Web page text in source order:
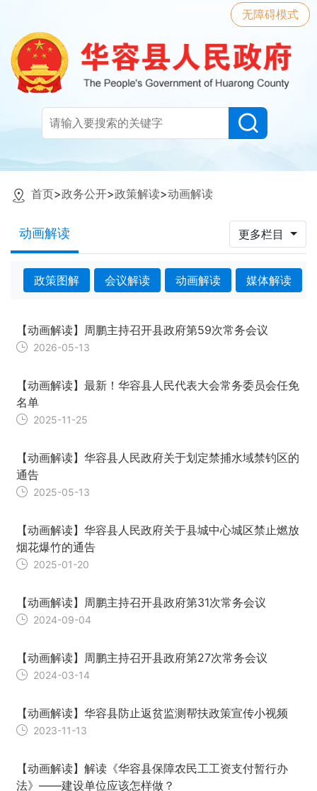
无障碍模式
首页>政务公开>政策解读>动画解读
动画解读 更多栏目
政策图解 会议解读 动画解读 媒体解读
【动画解读】周鹏主持召开县政府第59次常务会议
2026-05-13
【动画解读】最新！华容县人民代表大会常务委员会任免
名单
2025-11-25
【动画解读】华容县人民政府关于划定禁捕水域禁钓区的
通告
2025-05-13
【动画解读】华容县人民政府关于县城中心城区禁止燃放
烟花爆竹的通告
2025-01-20
【动画解读】周鹏主持召开县政府第31次常务会议
2024-09-04
【动画解读】周鹏主持召开县政府第27次常务会议
2024-03-14
【动画解读】华容县防止返贫监测帮扶政策宣传小视频
2023-11-13
【动画解读】解读《华容县保障农民工工资支付暂行办
法》——建设单位应该怎样做？